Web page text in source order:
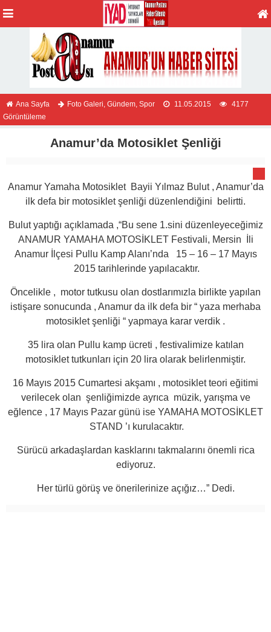
Ana Sayfa Foto Galeri, Gündem, Spor 11.05.2015
4177
Görüntüleme
Anamur’da Motosiklet Şenliği
Anamur Yamaha Motosiklet Bayii Yılmaz Bulut , Anamur’da
ilk defa bir motosiklet şenliği düzenlendiğini belirtti.
Bulut yaptığı açıklamada ,“Bu sene 1.sini düzenleyeceğimiz
ANAMUR YAMAHA MOTOSİKLET Festivali, Mersin İli
Anamur İlçesi Pullu Kamp Alanı’nda 15 – 16 – 17 Mayıs
2015 tarihlerinde yapılacaktır.
Öncelikle , motor tutkusu olan dostlarımızla birlikte yapılan
istişare sonucunda , Anamur da ilk defa bir “ yaza merhaba
motosiklet şenliği “ yapmaya karar verdik .
35 lira olan Pullu kamp ücreti , festivalimize katılan
motosiklet tutkunları için 20 lira olarak belirlenmiştir.
16 Mayıs 2015 Cumartesi akşamı , motosiklet teori eğitimi
verilecek olan şenliğimizde ayrıca müzik, yarışma ve
eğlence , 17 Mayıs Pazar günü ise YAMAHA MOTOSİKLET
STAND ’ı kurulacaktır.
Sürücü arkadaşlardan kasklarını takmalarını önemli rica
ediyoruz.
Her türlü görüş ve önerilerinize açığız…” Dedi.